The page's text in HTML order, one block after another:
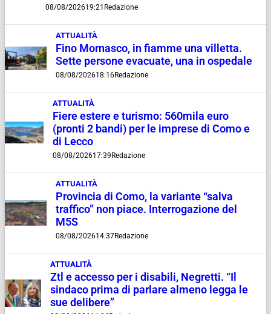
08/08/202619:21 Redazione
ATTUALITÀ
Fino Mornasco, in fiamme una villetta.
Sette persone evacuate, una in ospedale
08/08/202618:16Redazione
ATTUALITÀ
Fiere estere e turismo: 560mila euro
(pronti 2 bandi) per le imprese di Como e
di Lecco
08/08/202617:39 Redazione
ATTUALITÀ
Provincia di Como, la variante “salva
traffico” non piace. Interrogazione del
M5S
08/08/202614:37Redazione
ATTUALITÀ
Ztl e accesso per i disabili, Negretti. “Il
sindaco prima di parlare almeno legga le
sue delibere”